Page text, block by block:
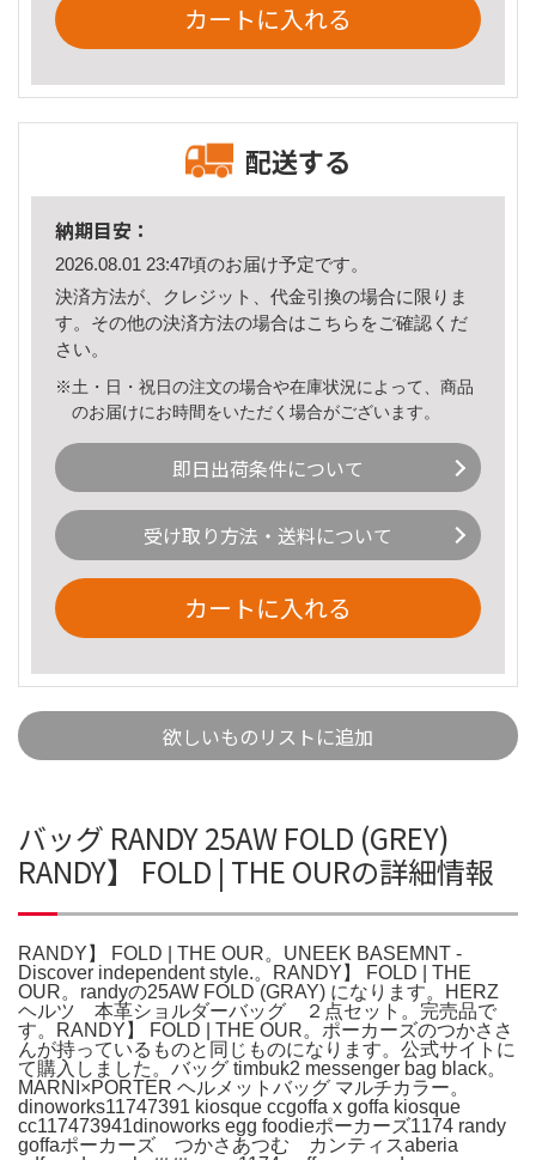
カートに入れる
配送する
納期目安：
2026.08.01 23:47頃のお届け予定です。
決済方法が、クレジット、代金引換の場合に限りま
す。その他の決済方法の場合はこちら をご確認くだ
さい。
※土・日・祝日の注文の場合や在庫状況によって、商品
のお届けにお時間をいただく場合がございます。
即日出荷条件について
受け取り方法・送料について
カートに入れる
欲しいものリストに追加
バッグ RANDY 25AW FOLD (GREY)
RANDY】 FOLD | THE OURの詳細情報
RANDY】 FOLD | THE OUR。UNEEK BASEMNT -
Discover independent style.。RANDY】 FOLD | THE
OUR。randyの25AW FOLD (GRAY) になります。HERZ
ヘルツ 本革ショルダーバッグ ２点セット。完売品で
す。RANDY】 FOLD | THE OUR。ポーカーズのつかささ
んが持っているものと同じものになります。公式サイトに
て購入しました。バッグ timbuk2 messenger bag black。
MARNI×PORTER ヘルメットバッグ マルチカラー。
dinoworks11747391 kiosque ccgoffa x goffa kiosque
cc117473941dinoworks egg foodieポーカーズ1174 randy
goffaポーカーズ つかさあつむ カンティスaberia